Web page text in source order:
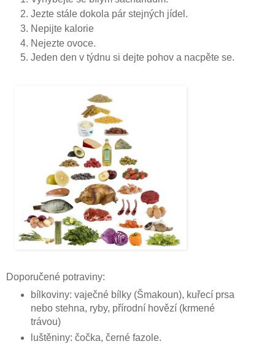
Jezte stále dokola pár stejných jídel.
Nepijte kalorie
Nejezte ovoce.
Jeden den v týdnu si dejte pohov a nacpěte se.
Doporučené potraviny:
bílkoviny: vaječné bílky (Šmakoun), kuřecí prsa
nebo stehna, ryby, přírodní hovězí (krmené
trávou)
luštěniny: čočka, černé fazole.